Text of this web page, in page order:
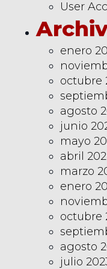
User
enero
octubre
agosto
junio
mayo
abril
marzo
enero
octubre
agosto
julio